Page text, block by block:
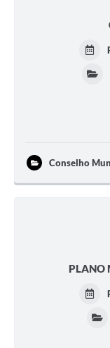
Conselho
PLANO